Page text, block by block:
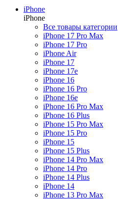
Смартфоны
Назад
Смартфоны
Все товары категории
iPhone
Samsung
Xiaomi
Poco
Honor
Realme
Huawei
OnePlus
Nothing
Google Pixel
Tecno
Аксессуары для смартфонов
Планшеты
Назад
Планшеты
iPhone
iPhone
Все товары категории
iPhone 17 Pro Max
iPhone 17 Pro
iPhone Air
iPhone 17
iPhone 17e
iPhone 16
iPhone 16 Pro
iPhone 16e
iPhone 16 Pro Max
iPhone 16 Plus
iPhone 15 Pro Max
iPhone 15 Pro
iPhone 15
iPhone 15 Plus
iPhone 14 Pro Max
iPhone 14 Pro
iPhone 14 Plus
iPhone 14
iPhone 13 Pro Max